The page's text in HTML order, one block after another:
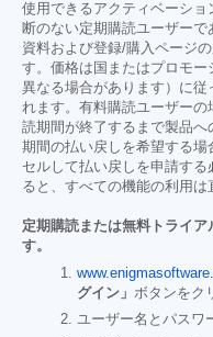
使用できるアクティベーシ
断のない定期購読ユーザー
資料および登録/購入ページ
す。価格は国またはプロモ
異なる場合があります）に従
れます。有料購読ユーザー
読期間が終了するまで製品
期間の払い戻しを希望する
セルして払い戻しを申請す
ると、すべての機能の利用は
定期購読または無料トライ
す。
グイン」 ボタンをク
ユーザー名とパスワ